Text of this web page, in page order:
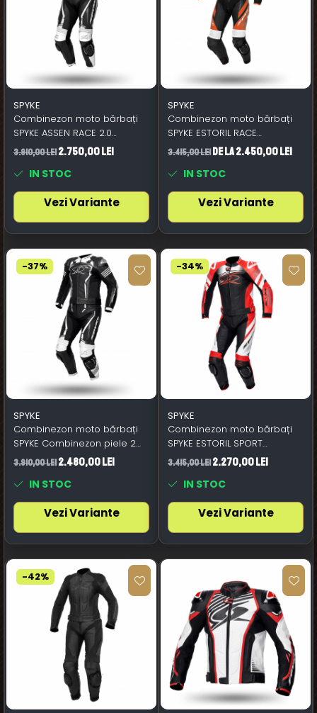
SPYKE
Combinezon moto bărbați
SPYKE ASSEN RACE 2.0
negru/alb
3.910,00 Lei2.750,00 Lei
IN STOC
Vezi Variante
SPYKE
Combinezon moto bărbați
SPYKE ESTORIL RACE
negru/alb/Portocaliu
3.415,00 Leide la 2.450,00 Lei
IN STOC
Vezi Variante
-37%
SPYKE
Combinezon moto bărbați
SPYKE Combinezon piele 2
piese ASSEN SPORT 2.0
negru/alb
3.910,00 Lei2.480,00 Lei
IN STOC
Vezi Variante
-34%
SPYKE
Combinezon moto bărbați
SPYKE ESTORIL SPORT
negru/alb/roșu aprins
3.415,00 Lei2.270,00 Lei
IN STOC
Vezi Variante
-42%